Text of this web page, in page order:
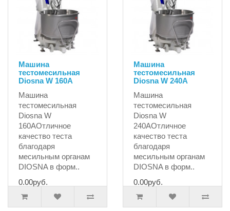
Машина
тестомесильная
Diosna W 160A
Машина
тестомесильная
Diosna W
160AОтличное
качество теста
благодаря
месильным органам
DIOSNA в форм..
0.00руб.
Машина
тестомесильная
Diosna W 240A
Машина
тестомесильная
Diosna W
240AОтличное
качество теста
благодаря
месильным органам
DIOSNA в форм..
0.00руб.